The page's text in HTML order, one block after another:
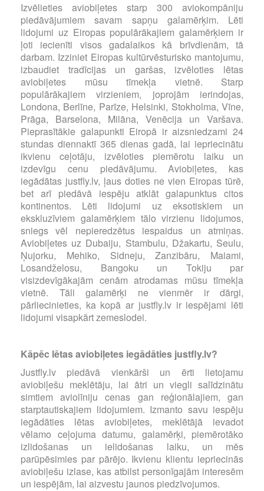
Izvēlieties aviobiļetes starp 300 aviokompāniju
piedāvājumiem savam sapņu galamērķim. Lēti
lidojumi uz Eiropas populārākajiem galamērķiem ir
ļoti iecienīti visos gadalaikos kā brīvdienām, tā
darbam. Izziniet Eiropas kultūrvēsturisko mantojumu,
izbaudiet tradīcijas un garšas, izvēloties lētas
aviobiļetes mūsu tīmekļa vietnē. Starp
populārākajiem virzieniem, joprojām ierindojas,
Londona, Berlīne, Parīze, Helsinki, Stokholma, Vīne,
Prāga, Barselona, Milāna, Venēcija un Varšava.
Pieprasītākie galapunkti Eiropā ir aizsniedzami 24
stundas diennaktī 365 dienas gadā, lai iepriecinātu
ikvienu ceļotāju, izvēloties piemērotu laiku un
izdevīgu cenu piedāvājumu. Aviobiļetes, kas
iegādātas justfly.lv, ļaus doties ne vien Eiropas tūrē,
bet arī piedāvā iespēju atklāt galapunktus citos
kontinentos. Lēti lidojumi uz eksotiskiem un
ekskluzīviem galamērķiem tālo virzienu lidojumos,
sniegs vēl nepieredzētus iespaidus un atmiņas.
Aviobiļetes uz Dubaiju, Stambulu, Džakartu, Seulu,
Ņujorku, Mehiko, Sidneju, Zanzibāru, Maiami,
Losandželosu, Bangoku un Tokiju par
visizdevīgākajām cenām atrodamas mūsu tīmekļa
vietnē. Tāli galamērķi ne vienmēr ir dārgi,
pārliecinieties, ka kopā ar justfly.lv ir iespējami lēti
lidojumi visapkārt zemeslodei.
Kāpēc lētas aviobiļetes iegādāties justfly.lv?
Justfly.lv piedāvā vienkārši un ērti lietojamu
aviobiļešu meklētāju, lai ātri un viegli salīdzinātu
simtiem aviolīniju cenas gan reģionālajiem, gan
starptautiskajiem lidojumiem. Izmanto savu iespēju
iegādāties lētas aviobiļetes, meklētājā ievadot
vēlamo ceļojuma datumu, galamērķi, piemērotāko
izlidošanas un ielidošanas laiku, un mēs
parūpēsimies par pārējo. Ikvienu klientu iepriecinās
aviobiļešu izlase, kas atbilst personīgajām interesēm
un iespējām, lai aizvestu jaunos piedzīvojumos.